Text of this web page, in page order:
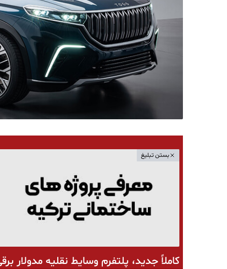
بستن تبلیغ
کاملاً جدید، پلتفرم وسایط نقلیه مدولار